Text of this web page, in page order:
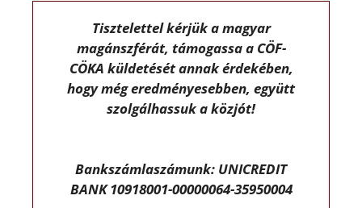
Tisztelettel kérjük a magyar
magánszférát, támogassa a CÖF-
CÖKA küldetését annak érdekében,
hogy még eredményesebben, együtt
szolgálhassuk a közjót!
Bankszámlaszámunk: UNICREDIT
BANK 10918001-00000064-35950004